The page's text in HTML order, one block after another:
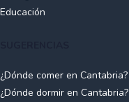
Educación
¿Dónde comer en Cantabria?
¿Dónde dormir en Cantabria?